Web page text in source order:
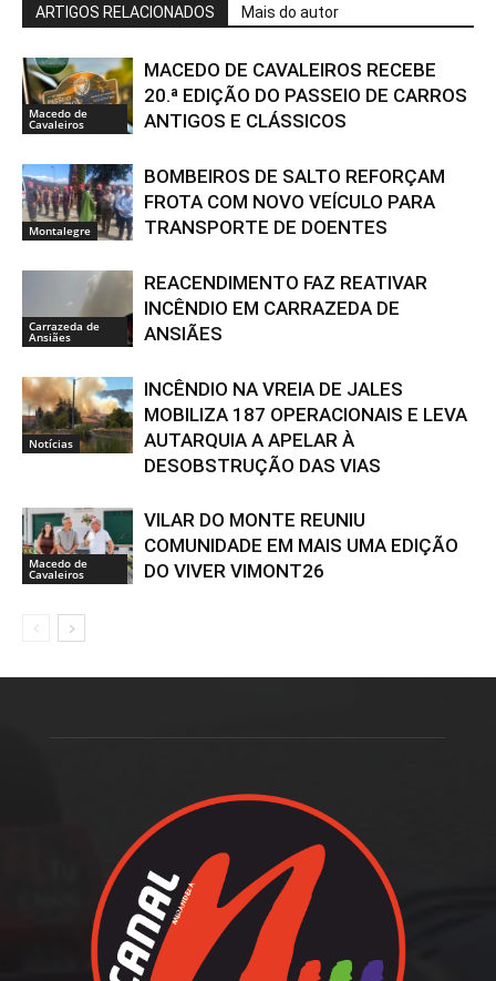
ARTIGOS RELACIONADOS Mais do autor
Macedo de
Cavaleiros
MACEDO DE CAVALEIROS RECEBE
20.ª EDIÇÃO DO PASSEIO DE CARROS
ANTIGOS E CLÁSSICOS
Montalegre
BOMBEIROS DE SALTO REFORÇAM
FROTA COM NOVO VEÍCULO PARA
TRANSPORTE DE DOENTES
Carrazeda de
Ansiães
REACENDIMENTO FAZ REATIVAR
INCÊNDIO EM CARRAZEDA DE
ANSIÃES
Notícias
INCÊNDIO NA VREIA DE JALES
MOBILIZA 187 OPERACIONAIS E LEVA
AUTARQUIA A APELAR À
DESOBSTRUÇÃO DAS VIAS
Macedo de
Cavaleiros
VILAR DO MONTE REUNIU
COMUNIDADE EM MAIS UMA EDIÇÃO
DO VIVER VIMONT26